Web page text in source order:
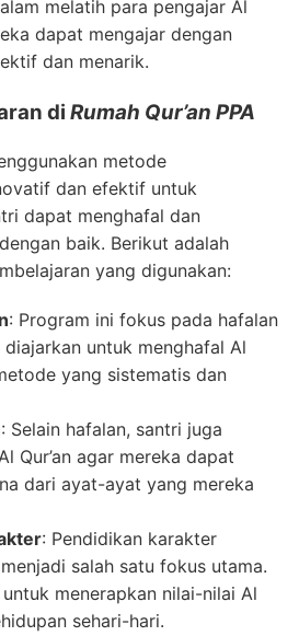
melatih para pengajar Al
dapat mengajar dengan
dan menarik.
di Rumah Qur’an PPA
metode
dan efektif untuk
dapat menghafal dan
baik. Berikut adalah
yang digunakan:
: Program ini fokus pada hafalan
diajarkan untuk menghafal Al
yang sistematis dan
: Selain hafalan, santri juga
Qur’an agar mereka dapat
dari ayat-ayat yang mereka
: Pendidikan karakter
salah satu fokus utama.
menerapkan nilai-nilai Al
sehari-hari.